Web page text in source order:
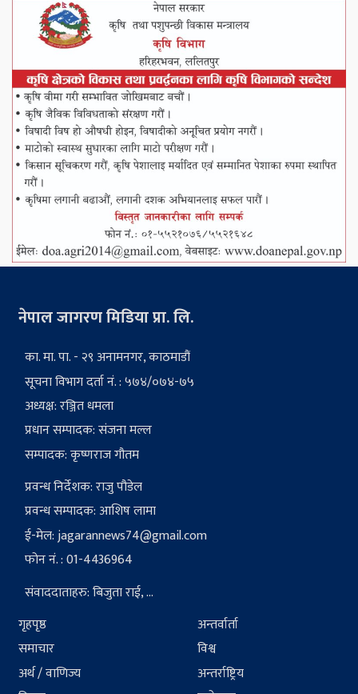
नेपाल जागरण मिडिया प्रा. लि.
का. मा. पा. - २९ अनामनगर, काठमाडौं
सूचना विभाग दर्ता नं. : ५७४/०७४-७५
अध्यक्ष: रञ्जित धमला
प्रधान सम्पादक: संजना मल्ल
सम्पादक: कृष्णराज गौतम
प्रवन्ध निर्देशक: राजु पौडेल
प्रवन्ध सम्पादक: आशिष लामा
ई-मेल:jagarannews74@gmail.com
फोन नं. : 01-4436964
संवाददाताहरु: बिजुता राई, ...
गृहपृष्ठ
समाचार
अर्थ / वाणिज्य
अन्तर्वार्ता
विश्व
अन्तर्राष्ट्रिय